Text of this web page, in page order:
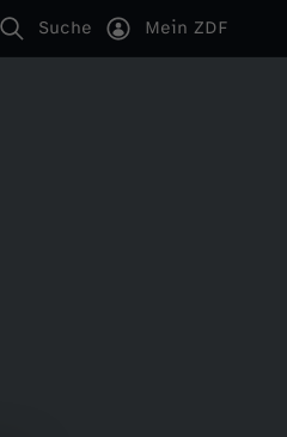
Suche Mein ZDF